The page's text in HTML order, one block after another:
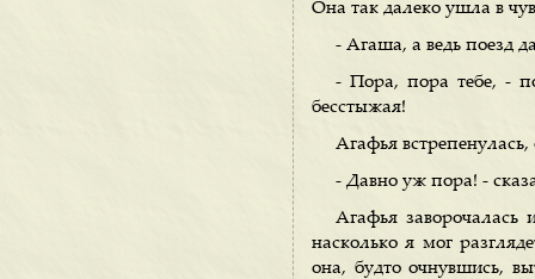
Она так далеко ушла в
- Агаша, а ведь поезд
- Пора, пора тебе, -
бесстыжая!
Агафья
- Давно уж пора! -
Агафья
насколько я мог
она, будто очнувшись,